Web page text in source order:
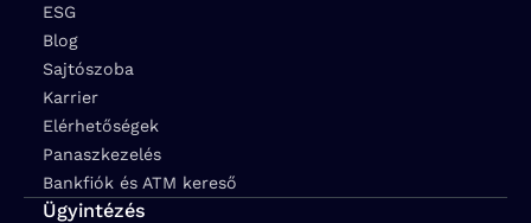
ESG
Blog
Sajtószoba
Karrier
Elérhetőségek
Panaszkezelés
Bankfiók és ATM kereső
Ügyintézés